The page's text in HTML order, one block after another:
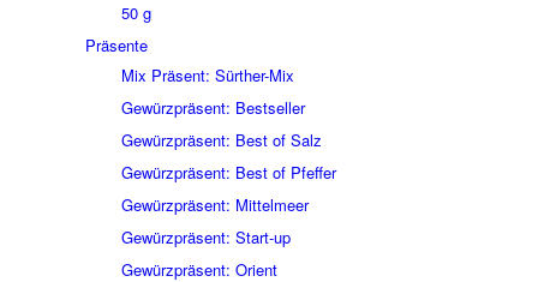
50 g
Präsente
Mix Präsent: Sürther-Mix
Gewürzpräsent: Bestseller
Gewürzpräsent: Best of Salz
Gewürzpräsent: Best of Pfeffer
Gewürzpräsent: Mittelmeer
Gewürzpräsent: Start-up
Gewürzpräsent: Orient